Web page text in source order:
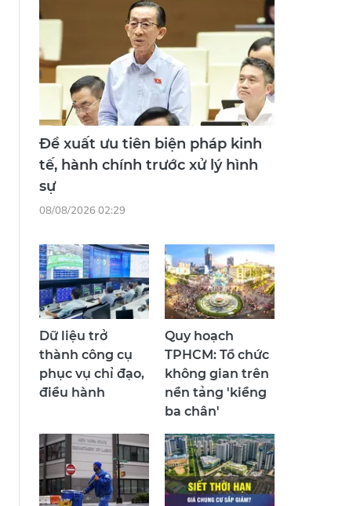
Đề xuất ưu tiên biện pháp kinh
tế, hành chính trước xử lý hình
sự
Dữ liệu trở
thành công cụ
phục vụ chỉ đạo,
điều hành
Quy hoạch
TPHCM: Tổ chức
không gian trên
nền tảng 'kiềng
ba chân'